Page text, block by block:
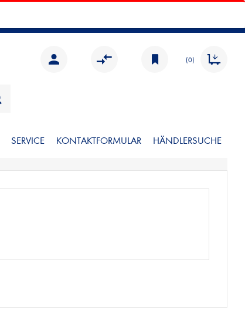
(0)
SERVICE KONTAKTFORMULAR HÄNDLERSUCHE